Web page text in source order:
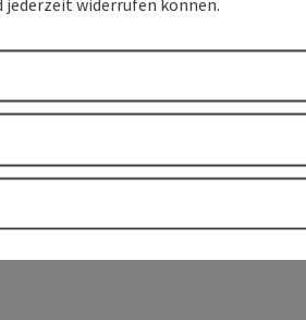
jederzeit widerrufen können.